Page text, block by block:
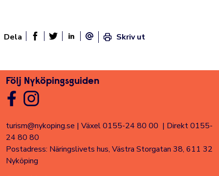
Dela
Dela sidan på Facebook
E-post
Skriv ut
Följ Nyköpingsguiden
turism@nykoping.se | Växel 0155-24 80 00 | Direkt 0155-
24 80 80
Postadress: Näringslivets hus, Västra Storgatan 38, 611 32
Nyköping